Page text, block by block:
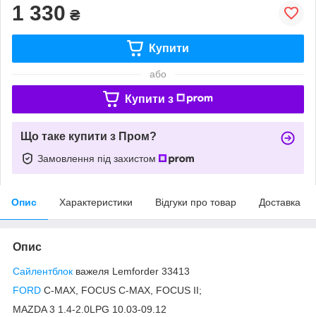
1 330 ₴
Купити
або
Купити з
Що таке купити з Пром?
Замовлення під захистом
Опис Характеристики Відгуки про товар Доставка
Опис
Сайлентблок важеля Lemforder 33413
FORD C-MAX, FOCUS C-MAX, FOCUS II;
MAZDA 3 1.4-2.0LPG 10.03-09.12